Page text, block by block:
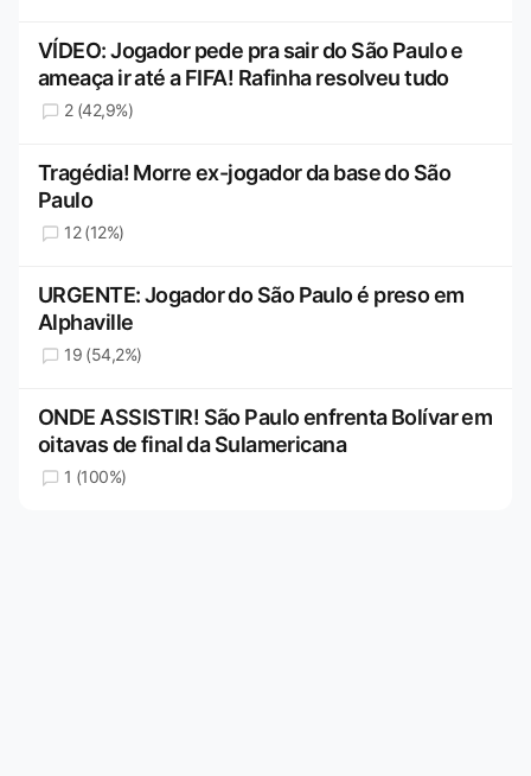
VÍDEO: Jogador pede pra sair do São Paulo e
ameaça ir até a FIFA! Rafinha resolveu tudo
2 (42,9%)
Tragédia! Morre ex-jogador da base do São
Paulo
12 (12%)
URGENTE: Jogador do São Paulo é preso em
Alphaville
19 (54,2%)
ONDE ASSISTIR! São Paulo enfrenta Bolívar em
oitavas de final da Sulamericana
1 (100%)